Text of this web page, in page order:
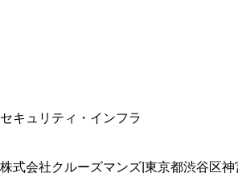
セキュリティ・インフラ
株式会社クルーズマンズ 東京都渋谷区